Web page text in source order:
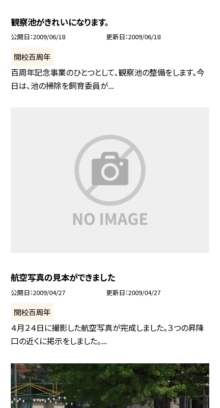
観察池がきれいになります。
公開日 2009/06/18 更新日 2009/06/18
開校百周年
百周年記念事業のひとつとして、観察池の整備をします。今
日は、池の掃除を飼育委員が...
航空写真の見本ができました
公開日 2009/04/27 更新日 2009/04/27
開校百周年
４月２４日に撮影した航空写真が完成しました。３つの昇降
口の近くに掲示をしました。...